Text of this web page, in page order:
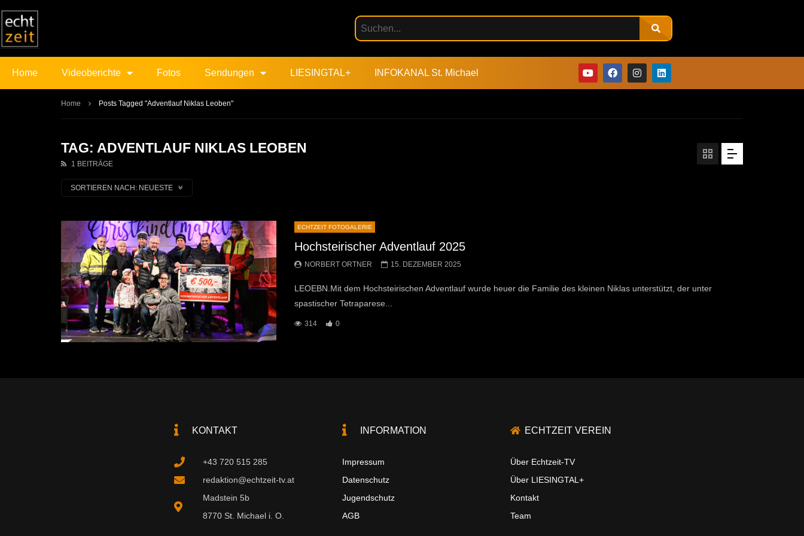
Home Videoberichte Fotos Sendungen LIESINGTAL+ INFOKANAL St. Michael
Home Posts Tagged "Adventlauf Niklas Leoben"
TAG: ADVENTLAUF NIKLAS LEOBEN
1 BEITRÄGE
SORTIEREN NACH: NEUESTE
ECHTZEIT FOTOGALERIE
Hochsteirischer Adventlauf 2025
NORBERT ORTNER 15. DEZEMBER 2025
LEOEBN.Mit dem Hochsteirischen Adventlauf wurde heuer die Familie des kleinen Niklas unterstützt, der unter
spastischer Tetraparese...
314 0
KONTAKT
+43 720 515 285
redaktion@echtzeit-tv.at
Madstein 5b
8770 St. Michael i. O.
INFORMATION
Impressum
Datenschutz
Jugendschutz
AGB
ECHTZEIT VEREIN
Über Echtzeit-TV
Über LIESINGTAL+
Kontakt
Team